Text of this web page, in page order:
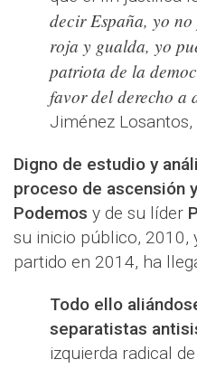
decir España, yo
roja y gualda, yo
patriota de la
favor del derecho a
Jiménez
Digno de estudio y
proceso de ascensión
Podemos y de su líder
su inicio público, 2010,
partido en 2014, ha
Todo ello
separatistas
izquierda radical